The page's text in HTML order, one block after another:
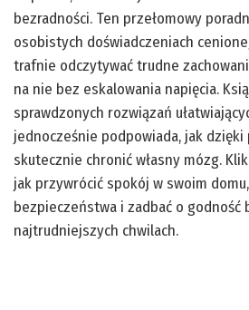
bezradności. Ten przełomowy
osobistych doświadczeniach
trafnie odczytywać trudne
na nie bez eskalowania napięcia.
sprawdzonych rozwiązań
jednocześnie podpowiada, jak
skutecznie chronić własny mózg.
jak przywrócić spokój w swoim
bezpieczeństwa i zadbać o godność
najtrudniejszych chwilach.